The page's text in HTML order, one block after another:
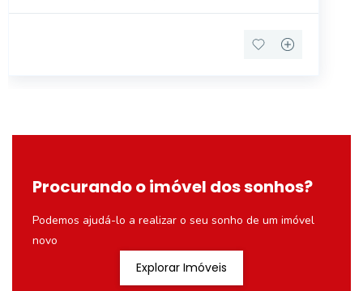
Procurando o imóvel dos sonhos?
Podemos ajudá-lo a realizar o seu sonho de um imóvel
novo
Explorar Imóveis